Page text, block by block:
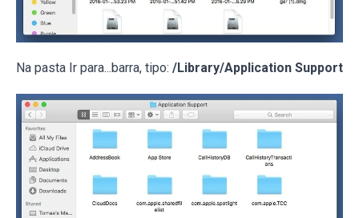
Na pasta Ir para...barra, tipo: /Library/Application Support